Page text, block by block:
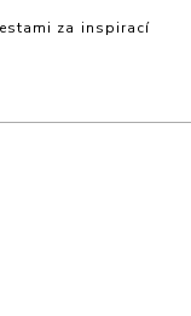
za inspirací